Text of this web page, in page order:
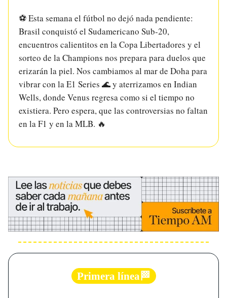
⚽ Esta semana el fútbol no dejó nada pendiente:
Brasil conquistó el Sudamericano Sub-20,
encuentros calientitos en la Copa Libertadores y el
sorteo de la Champions nos prepara para duelos que
erizarán la piel. Nos cambiamos al mar de Doha para
vibrar con la E1 Series 🌊 y aterrizamos en Indian
Wells, donde Venus regresa como si el tiempo no
existiera. Pero espera, que las controversias no faltan
en la F1 y en la MLB. 🔥
Primera línea🏁